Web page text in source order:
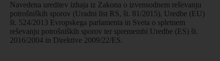
Navedena ureditev izhaja iz Zakona o izvensodnem reševanju
potrošniških sporov (Uradni list RS, št. 81/2015), Uredbe (EU)
št. 524/2013 Evropskega parlamenta in Sveta o spletnem
reševanju potrošniških sporov ter spremembi Uredbe (ES) št.
2016/2004 in Direktive 2009/22/ES.